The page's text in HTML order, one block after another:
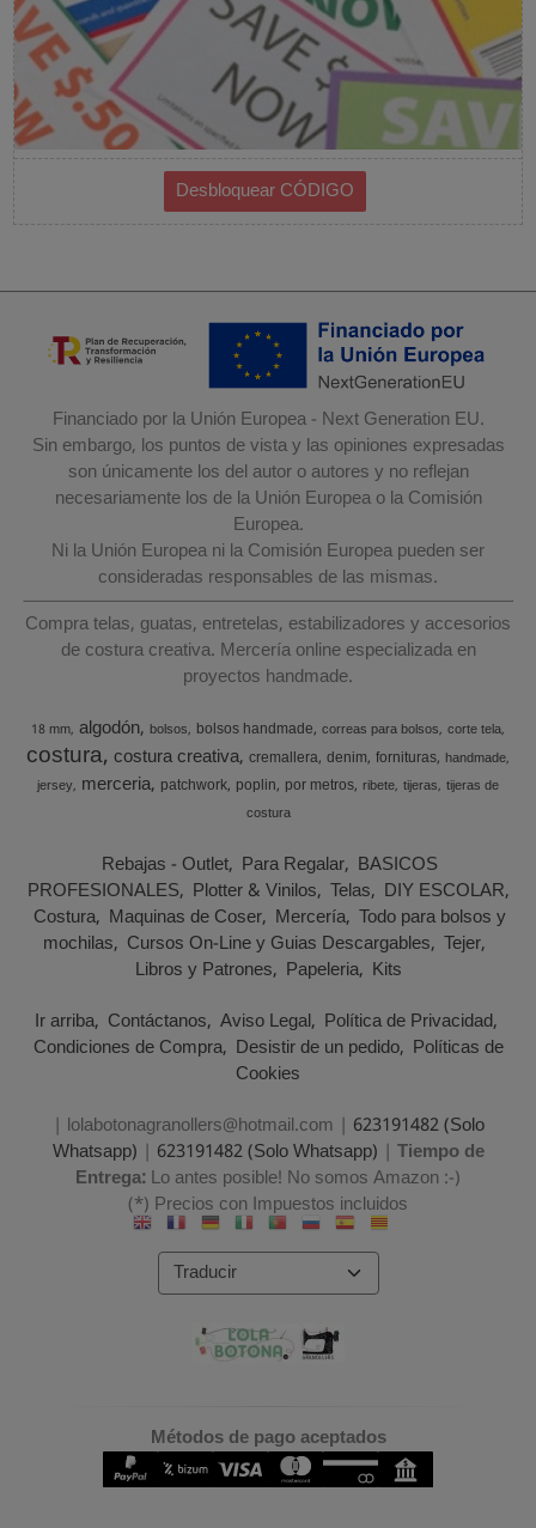
Financiado por la Unión Europea - Next Generation EU.
Sin embargo, los puntos de vista y las opiniones expresadas
son únicamente los del autor o autores y no reflejan
necesariamente los de la Unión Europea o la Comisión
Europea.
Ni la Unión Europea ni la Comisión Europea pueden ser
consideradas responsables de las mismas.
Compra telas, guatas, entretelas, estabilizadores y accesorios
de costura creativa. Mercería online especializada en
proyectos handmade.
18 mm algodón bolsos bolsos handmade correas para bolsos corte tela
costura costura creativa cremallera denim fornituras handmade
jersey merceria patchwork poplin por metros ribete tijeras tijeras de
costura
Rebajas - Outlet Para Regalar BASICOS
PROFESIONALES Plotter & Vinilos Telas DIY ESCOLAR
Costura Maquinas de Coser Mercería Todo para bolsos y
mochilas Cursos On-Line y Guias Descargables Tejer
Libros y Patrones Papeleria Kits
Ir arriba Contáctanos Aviso Legal Política de Privacidad
Condiciones de Compra Desistir de un pedido Políticas de
Cookies
| lolabotonagranollers@hotmail.com | 623191482 (Solo
Whatsapp) | 623191482 (Solo Whatsapp) | Tiempo de
Entrega:Lo antes posible! No somos Amazon :-)
(*) Precios con Impuestos incluidos
Métodos de pago aceptados